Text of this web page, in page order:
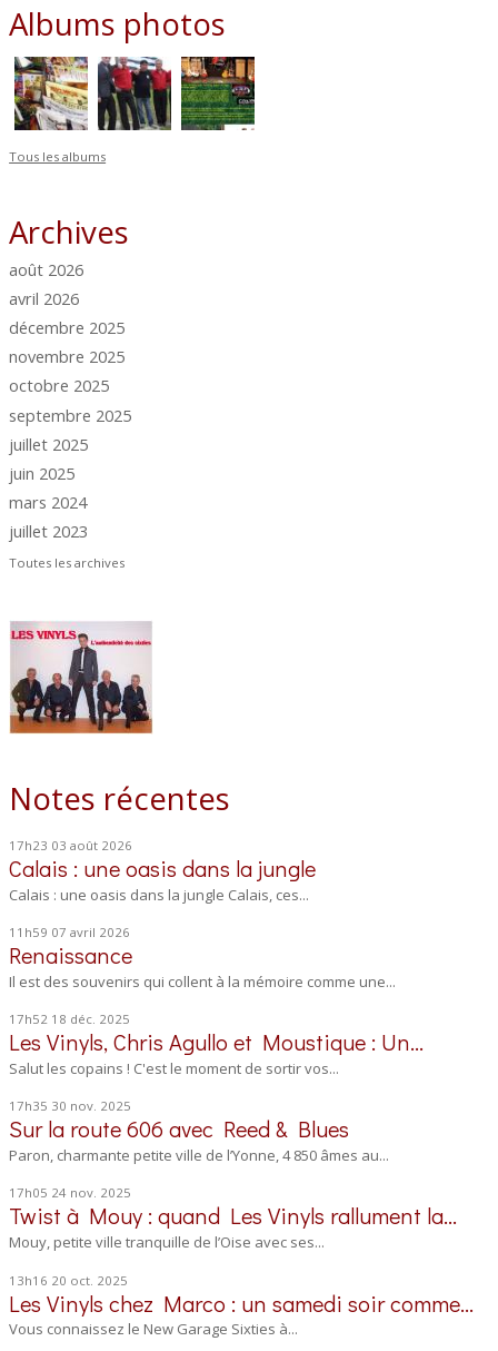
Albums photos
Tous les albums
Archives
août 2026
avril 2026
décembre 2025
novembre 2025
octobre 2025
septembre 2025
juillet 2025
juin 2025
mars 2024
juillet 2023
Toutes les archives
Notes récentes
17h23 03 août 2026
Calais : une oasis dans la jungle
Calais : une oasis dans la jungle Calais, ces...
11h59 07 avril 2026
Renaissance
Il est des souvenirs qui collent à la mémoire comme une...
17h52 18 déc. 2025
Les Vinyls, Chris Agullo et Moustique : Un...
Salut les copains ! C'est le moment de sortir vos...
17h35 30 nov. 2025
Sur la route 606 avec Reed & Blues
Paron, charmante petite ville de l’Yonne, 4 850 âmes au...
17h05 24 nov. 2025
Twist à Mouy : quand Les Vinyls rallument la...
Mouy, petite ville tranquille de l’Oise avec ses...
13h16 20 oct. 2025
Les Vinyls chez Marco : un samedi soir comme...
Vous connaissez le New Garage Sixties à...